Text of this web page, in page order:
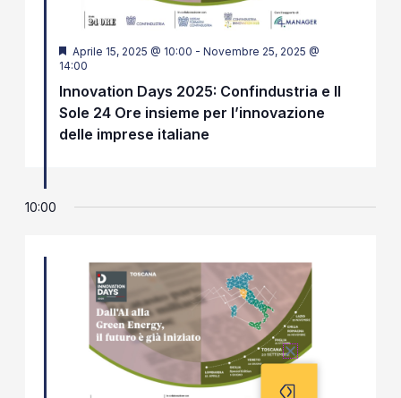
Segnalati
Aprile 15, 2025 @ 10:00 - Novembre 25, 2025 @
14:00
Innovation Days 2025: Confindustria e Il
Sole 24 Ore insieme per l’innovazione
delle imprese italiane
10:00